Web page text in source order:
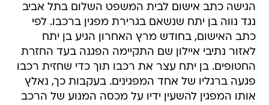
הגישה כתב אישום לבית המשפט השלום בתל אביב
נגד נווה בן יתח שנשאם בגרירת מפגין ברכבו. לפי
כתב האישום, בחודש מרץ האחרון הגיע בן יתח
לאזור נתיבי איילון שם התקיימה הפגנה בעד החזרת
החטופים. בן יתח עצר את רכבו תוך כדי שחזית רכבו
פגעה ברגליו של אחד המפגינים. בעקבות כך, נאלץ
אותו המפגין להשעין ידיו על מכסה המנוע של הרכב